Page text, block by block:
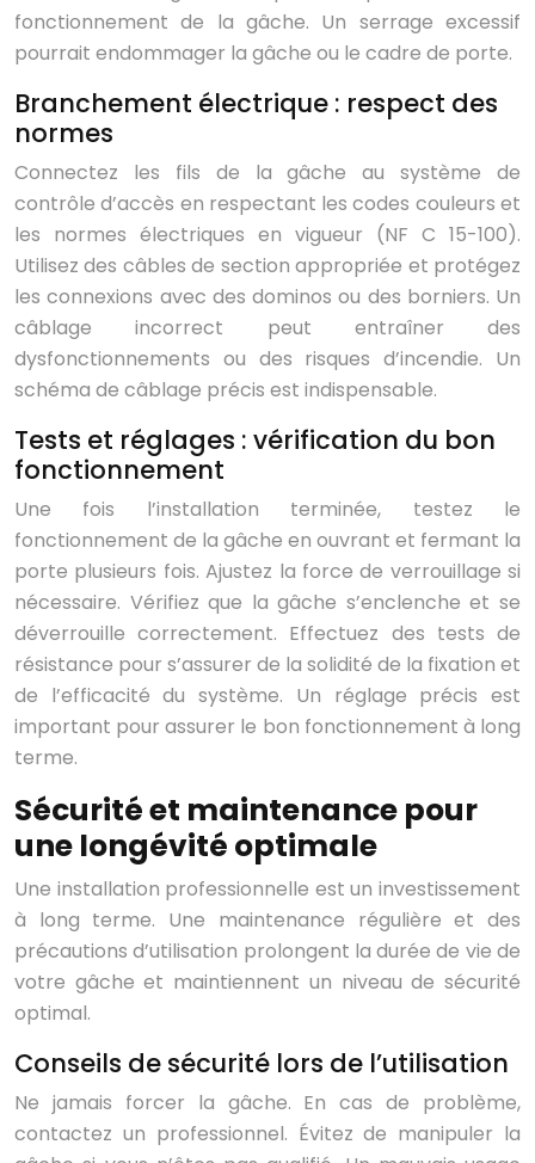
fonctionnement de la gâche. Un serrage excessif
pourrait endommager la gâche ou le cadre de porte.
Branchement électrique : respect des
normes
Connectez les fils de la gâche au système de
contrôle d’accès en respectant les codes couleurs et
les normes électriques en vigueur (NF C 15-100).
Utilisez des câbles de section appropriée et protégez
les connexions avec des dominos ou des borniers. Un
câblage incorrect peut entraîner des
dysfonctionnements ou des risques d’incendie. Un
schéma de câblage précis est indispensable.
Tests et réglages : vérification du bon
fonctionnement
Une fois l’installation terminée, testez le
fonctionnement de la gâche en ouvrant et fermant la
porte plusieurs fois. Ajustez la force de verrouillage si
nécessaire. Vérifiez que la gâche s’enclenche et se
déverrouille correctement. Effectuez des tests de
résistance pour s’assurer de la solidité de la fixation et
de l’efficacité du système. Un réglage précis est
important pour assurer le bon fonctionnement à long
terme.
Sécurité et maintenance pour
une longévité optimale
Une installation professionnelle est un investissement
à long terme. Une maintenance régulière et des
précautions d’utilisation prolongent la durée de vie de
votre gâche et maintiennent un niveau de sécurité
optimal.
Conseils de sécurité lors de l’utilisation
Ne jamais forcer la gâche. En cas de problème,
contactez un professionnel. Évitez de manipuler la